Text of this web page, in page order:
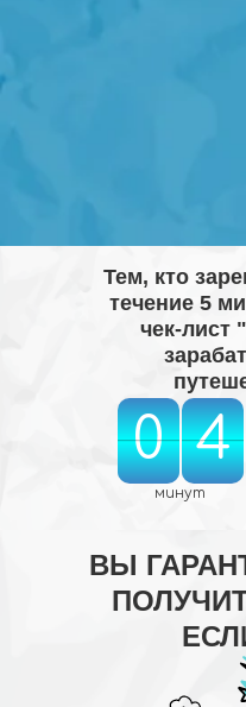
Тем, кто
течение 5
чек-лист
0
0 5
4
4
5
минут
ВЫ